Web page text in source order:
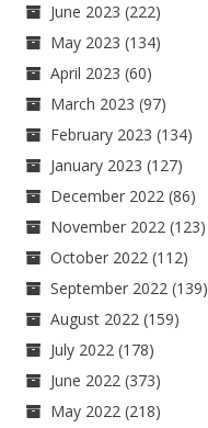
June 2023 (222)
May 2023 (134)
April 2023 (60)
March 2023 (97)
February 2023 (134)
January 2023 (127)
December 2022 (86)
November 2022 (123)
October 2022 (112)
September 2022 (139)
August 2022 (159)
July 2022 (178)
June 2022 (373)
May 2022 (218)